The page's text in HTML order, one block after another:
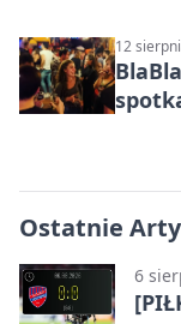
12
Ostatnie
6